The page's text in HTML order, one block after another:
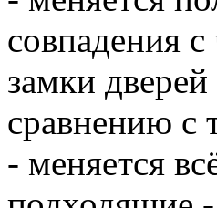
совпадения с
замки
сравнению с
- меняется